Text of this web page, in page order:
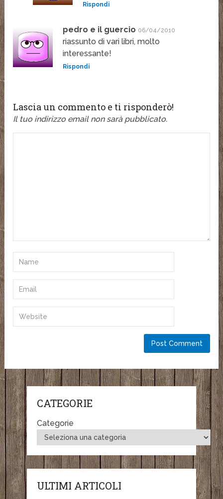
Rispondi
pedro e il guercio 06/04/2010
riassunto di vari libri, molto
interessante!
Rispondi
Lascia un commento e ti risponderò!
Il tuo indirizzo email non sarà pubblicato.
CATEGORIE
Categorie
ULTIMI ARTICOLI